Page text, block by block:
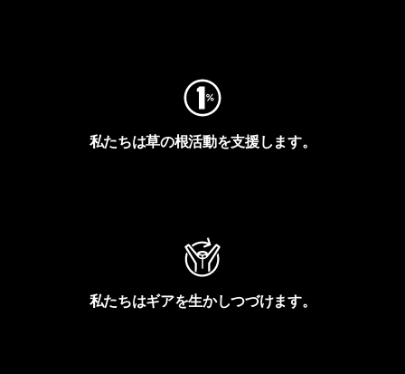
私たちは草の根活動を支援します。
私たちはギアを生かしつづけます。